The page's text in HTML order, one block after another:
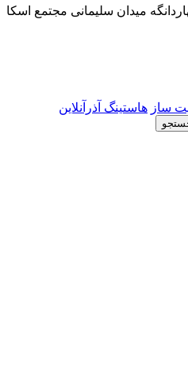
میدان سلیمانی مجتمع اسکا
ساز هاستینگ آذرآنلاین